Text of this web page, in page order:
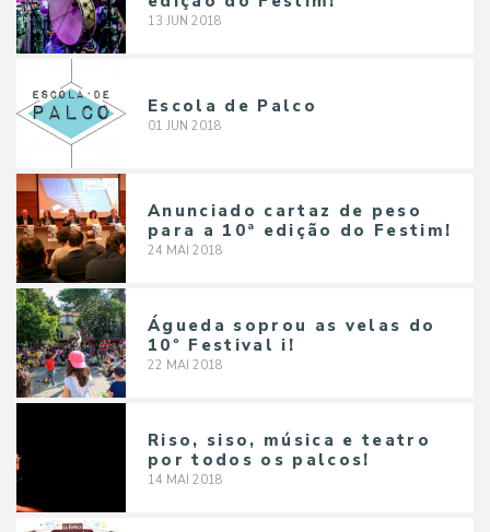
13 JUN 2018
Escola de Palco
01 JUN 2018
Anunciado cartaz de peso
para a 10ª edição do Festim!
24 MAI 2018
Águeda soprou as velas do
10º Festival i!
22 MAI 2018
Riso, siso, música e teatro
por todos os palcos!
14 MAI 2018